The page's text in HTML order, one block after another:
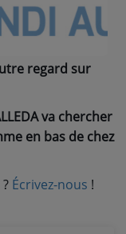
regard sur
va chercher
en bas de chez
Écrivez-nous !